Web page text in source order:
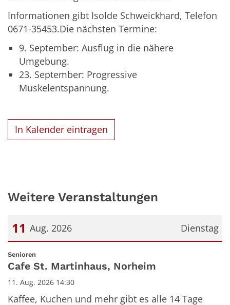
Informationen gibt Isolde Schweickhard, Telefon
0671-35453.Die nächsten Termine:
9. September: Ausflug in die nähere
Umgebung.
23. September: Progressive
Muskelentspannung.
In Kalender eintragen
Weitere Veranstaltungen
Dienstag
11 Aug. 2026
Datum: 11. August 2026
Senioren
Cafe St. Martinhaus, Norheim
11. Aug. 2026 14:30
Kaffee, Kuchen und mehr gibt es alle 14 Tage